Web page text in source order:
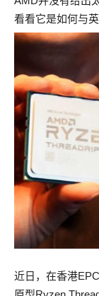
看看它是如何与
近日，在香港